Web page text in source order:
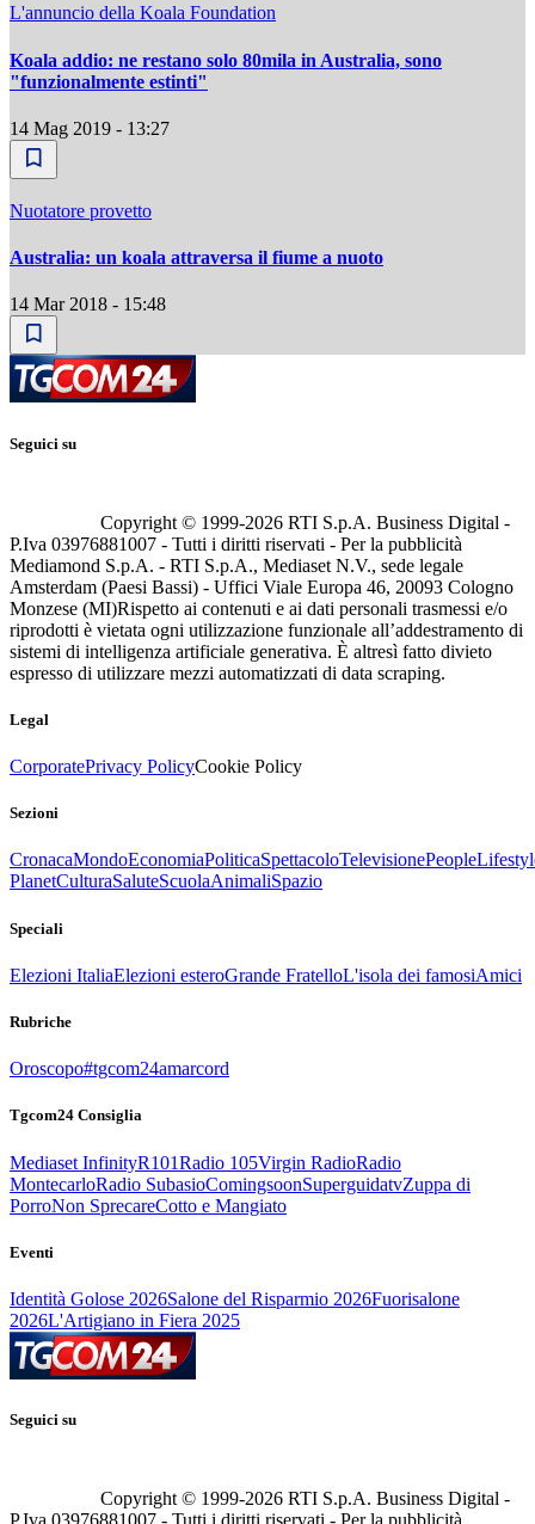
L'annuncio della Koala Foundation
Koala addio: ne restano solo 80mila in Australia, sono
"funzionalmente estinti"
14 Mag 2019 - 13:27
Nuotatore provetto
Australia: un koala attraversa il fiume a nuoto
14 Mar 2018 - 15:48
Seguici su
Copyright © 1999-2026 RTI S.p.A. Business Digital -
P.Iva 03976881007 - Tutti i diritti riservati - Per la pubblicità
Mediamond S.p.A. - RTI S.p.A., Mediaset N.V., sede legale
Amsterdam (Paesi Bassi) - Uffici Viale Europa 46, 20093 Cologno
Monzese (MI)Rispetto ai contenuti e ai dati personali trasmessi e/o
riprodotti è vietata ogni utilizzazione funzionale all’addestramento di
sistemi di intelligenza artificiale generativa. È altresì fatto divieto
espresso di utilizzare mezzi automatizzati di data scraping.
Legal
CorporatePrivacy PolicyCookie Policy
Sezioni
CronacaMondoEconomiaPoliticaSpettacoloTelevisionePeople
PlanetCulturaSaluteScuolaAnimaliSpazio
Speciali
Elezioni ItaliaElezioni esteroGrande FratelloL'isola dei famosiAmici
Rubriche
Oroscopo#tgcom24amarcord
Tgcom24 Consiglia
Mediaset InfinityR101Radio 105Virgin RadioRadio
MontecarloRadio SubasioComingsoonSuperguidatvZuppa di
PorroNon SprecareCotto e Mangiato
Eventi
Identità Golose 2026Salone del Risparmio 2026Fuorisalone
2026L'Artigiano in Fiera 2025
Seguici su
Copyright © 1999-2026 RTI S.p.A. Business Digital -